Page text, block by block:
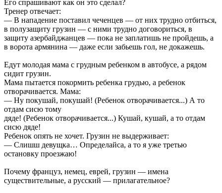
Его спрашивают как он это сделал?
Тренер отвечает:
— В нападение поставил чеченцев — от них трудно отбиться,
в полузащиту грузин — с ними трудно договориться, в
защиту азербайджанцев — пока не заплатишь не пройдешь, а
в ворота армянина — даже если забьешь гол, не докажешь.
Едут молодая мама с грудным ребенком в автобусе, а рядом
сидит грузин.
Мама пытается покормить ребенка грудью, а ребенок
отворачивается. Мама:
— Ну покушай, покушай! (Ребенок отворачивается...) А то
отдам сисю тому
дяде! (Ребенок отворачивается...) Кушай, кушай, а то отдам
сисю дяде!
Ребенок опять не хочет. Грузин не выдерживает:
— Слишш девущка… Определайса, а то я уже третью
остановку проезжаю!
Почему француз, немец, еврей, грузин — имена
существительные, а русский — прилагательное?